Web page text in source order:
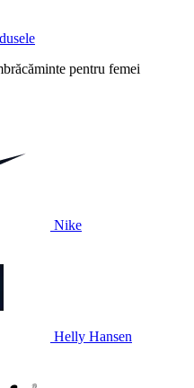
pentru femei
Nike
Helly Hansen